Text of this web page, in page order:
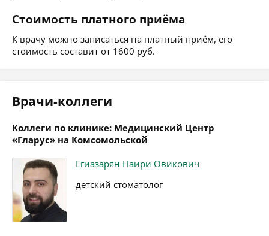
Стоимость платного приёма
К врачу можно записаться на платный приём, его
стоимость составит от 1600 руб.
Врачи-коллеги
Коллеги по клинике: Медицинский Центр
«Гларус» на Комсомольской
Егиазарян Наири Овикович
детский стоматолог